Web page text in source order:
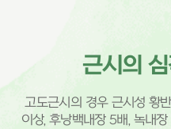
근시의
고도근시의 경우 근시성 황
이상, 후낭백내장 5배, 녹내